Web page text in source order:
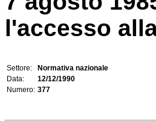
l'accesso
Settore:
Normativa nazionale
Data:
12/12/1990
Numero: 377